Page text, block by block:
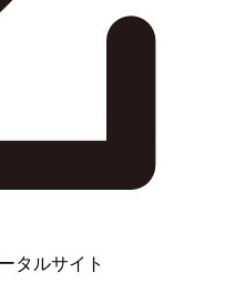
タルサイト